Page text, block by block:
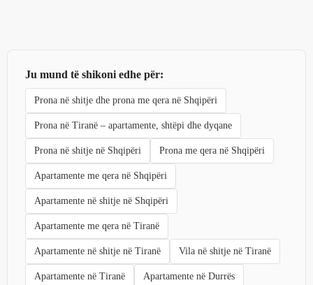
Ju mund të shikoni edhe për:
Prona në shitje dhe prona me qera në Shqipëri
Prona në Tiranë – apartamente, shtëpi dhe dyqane
Prona në shitje në Shqipëri Prona me qera në Shqipëri
Apartamente me qera në Shqipëri
Apartamente në shitje në Shqipëri
Apartamente me qera në Tiranë
Apartamente në shitje në Tiranë Vila në shitje në Tiranë
Apartamente në Tiranë Apartamente në Durrës